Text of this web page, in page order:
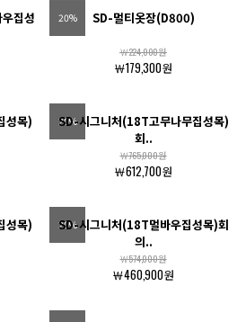
사무용2단책장
집성
20% SD-멀티옷장(D800)
￦224,000원
￦179,300원
성목)
20%
SD-시그니처(18T고무나무집성목)
회..
￦765,000원
￦612,700원
성목)
20%
SD-시그니처(18T멀바우집성목)회
의..
￦574,000원
￦460,900원